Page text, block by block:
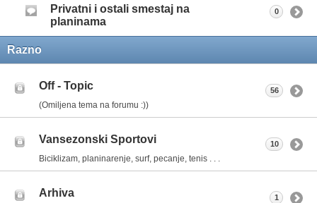
Privatni i ostali smestaj na
planinama
0
Razno
Off - Topic
(Omiljena tema na forumu :))
56
Vansezonski Sportovi
Biciklizam, planinarenje, surf, pecanje, tenis . . .
10
Arhiva 1